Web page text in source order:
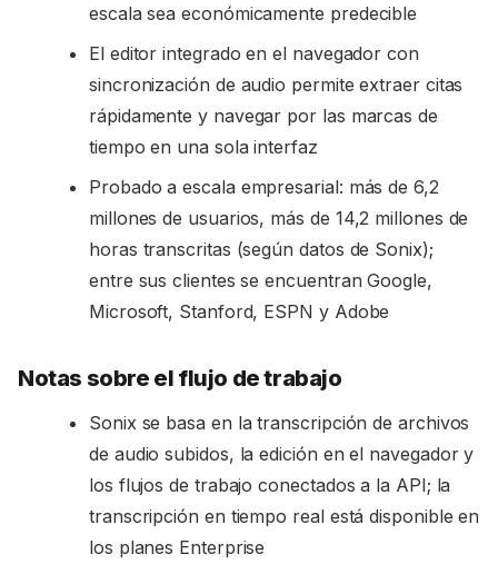
escala sea económicamente predecible
El editor integrado en el navegador con
sincronización de audio permite extraer citas
rápidamente y navegar por las marcas de
tiempo en una sola interfaz
Probado a escala empresarial: más de 6,2
millones de usuarios, más de 14,2 millones de
horas transcritas (según datos de Sonix);
entre sus clientes se encuentran Google,
Microsoft, Stanford, ESPN y Adobe
Notas sobre el flujo de trabajo
Sonix se basa en la transcripción de archivos
de audio subidos, la edición en el navegador y
los flujos de trabajo conectados a la API; la
transcripción en tiempo real está disponible en
los planes Enterprise